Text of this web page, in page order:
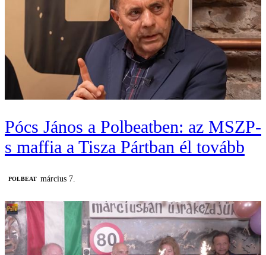
Pócs János a Polbeatben: az MSZP-
s maffia a Tisza Pártban él tovább
‎POLBEAT március 7.